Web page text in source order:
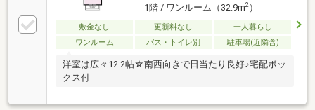
1階 / ワンルーム（32.9m2）
敷金なし 更新料なし
一人暮らし
ワンルーム
バス・トイレ別 駐車場(近隣含)
洋室は広々12.2帖☆南西向きで日当たり良好♪宅配ボッ
クス付